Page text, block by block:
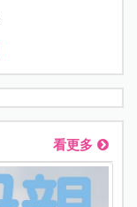
看更多